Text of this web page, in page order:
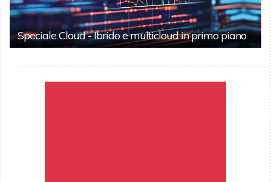
Speciale Cloud - Ibrido e multicloud in primo piano